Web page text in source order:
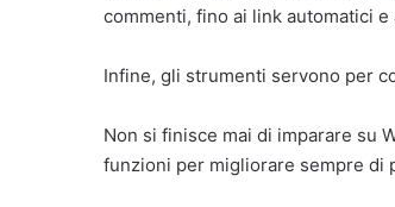
commenti, fino ai link automatici e
Infine, gli strumenti servono per
Non si finisce mai di imparare su
funzioni per migliorare sempre di